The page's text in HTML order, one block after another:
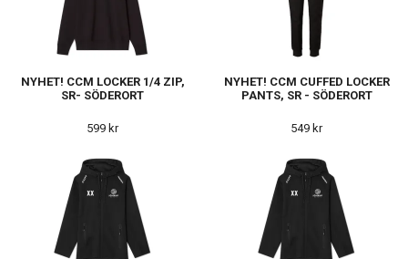
NYHET! CCM LOCKER 1/4 ZIP,
SR- SÖDERORT
599 kr
NYHET! CCM CUFFED LOCKER
PANTS, SR - SÖDERORT
549 kr